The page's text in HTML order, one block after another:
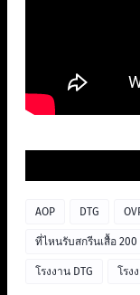
AOP DTG
ที่ไหนรับสกรีนเสื้อ 200
โรงงาน DTG โรง